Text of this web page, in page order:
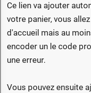
Ce lien va ajouter
votre panier, vous
d'accueil mais au
encoder un le code
une erreur.
Vous pouvez ensuite